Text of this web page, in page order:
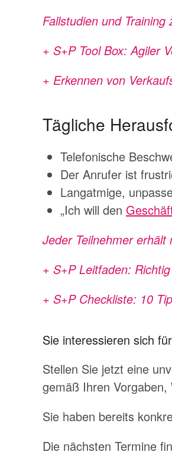
Fallstudien und Training
+ S+P Tool Box: Agiler
+ Erkennen von
Tägliche
Telefonische
Der Anrufer ist
Langatmige,
„Ich will den
Jeder Teilnehmer
+ S+P Leitfaden:
+ S+P Checkliste: 10
Sie interessieren sich
Stellen Sie jetzt eine
gemäß Ihren
Sie haben bereits
Die nächsten Termine